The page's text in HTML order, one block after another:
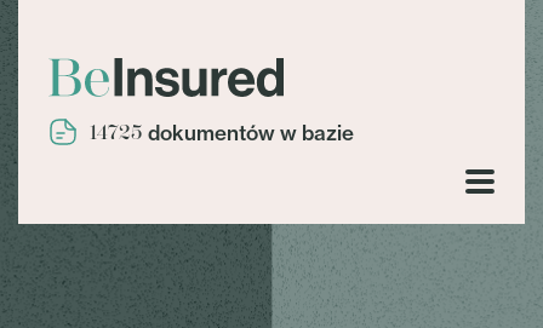
14725 dokumentów w bazie